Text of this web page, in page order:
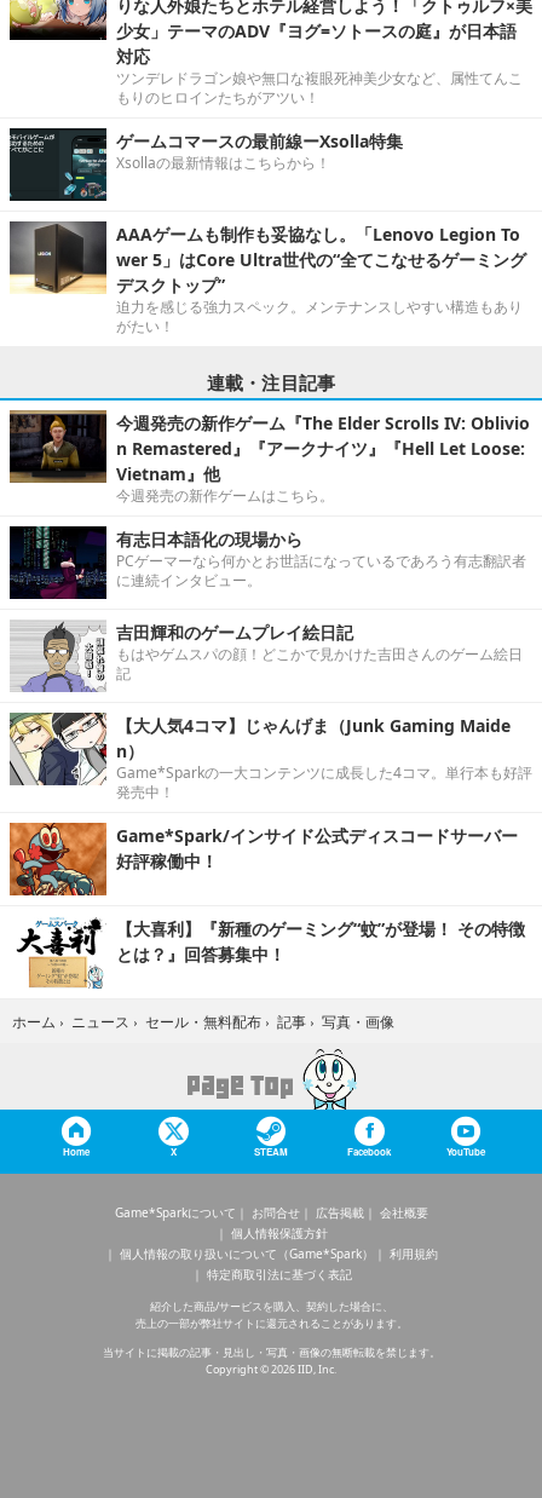
りな人外娘たちとホテル経営しよう！「クトゥルフ×美
少女」テーマのADV『ヨグ=ソトースの庭』が日本語
対応
ツンデレドラゴン娘や無口な複眼死神美少女など、属性てんこ
もりのヒロインたちがアツい！
ゲームコマースの最前線ーXsolla特集
Xsollaの最新情報はこちらから！
AAAゲームも制作も妥協なし。「Lenovo Legion To
wer 5」はCore Ultra世代の“全てこなせるゲーミング
デスクトップ”
迫力を感じる強力スペック。メンテナンスしやすい構造もあり
がたい！
連載・注目記事
今週発売の新作ゲーム『The Elder Scrolls IV: Oblivio
n Remastered』『アークナイツ』『Hell Let Loose:
Vietnam』他
今週発売の新作ゲームはこちら。
有志日本語化の現場から
PCゲーマーなら何かとお世話になっているであろう有志翻訳者
に連続インタビュー。
吉田輝和のゲームプレイ絵日記
もはやゲムスパの顔！どこかで見かけた吉田さんのゲーム絵日
記
【大人気4コマ】じゃんげま（Junk Gaming Maide
n）
Game*Sparkの一大コンテンツに成長した4コマ。単行本も好評
発売中！
Game*Spark/インサイド公式ディスコードサーバー
好評稼働中！
【大喜利】『新種のゲーミング“蚊”が登場！ その特徴
とは？』回答募集中！
ホーム › ニュース › セール・無料配布 › 記事 › 写真・画像
Home X STEAM Facebook YouTube
Game*Sparkについて お問合せ 広告掲載
会社概要
個人情報保護方針
個人情報の取り扱いについて（Game*Spark）
利用規約
特定商取引法に基づく表記
紹介した商品/サービスを購入、契約した場合に、
売上の一部が弊社サイトに還元されることがあります。
当サイトに掲載の記事・見出し・写真・画像の無断転載を禁じます。
Copyright © 2026 IID, Inc.